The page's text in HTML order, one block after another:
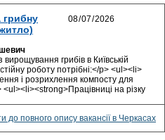
грибну
грибів в Київській
роботу потрібні:</p> <ul><li>
і розрихлення компосту для
на різку
до повного опису вакансії в Черкасах